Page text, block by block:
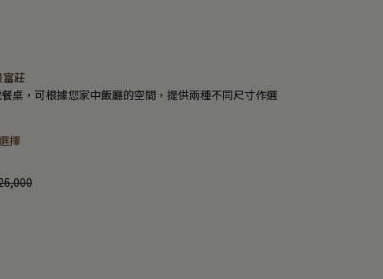
莊
桌，可根據您家中飯廳的空間，提供兩種不同尺寸作選
擇